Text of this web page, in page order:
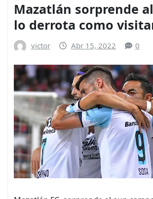
Mazatlán sorprende
lo derrota como
victor Abr 15, 2022 0